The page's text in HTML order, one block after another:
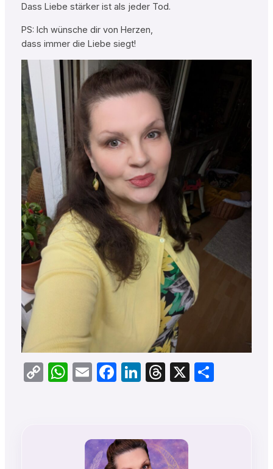
Dass Liebe stärker ist als jeder Tod.
PS: Ich wünsche dir von Herzen,
dass immer die Liebe siegt!
CopyWhatsApp
EmailFacebook
LinkedIn
Threads
X Teilen